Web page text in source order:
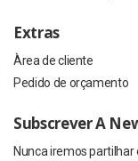
Extras
Àrea de cliente
Pedido de orçamento
Subscrever A
Nunca iremos partilhar